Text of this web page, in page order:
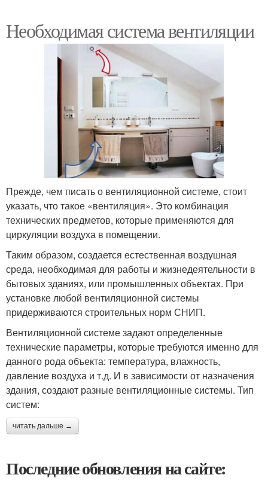
Необходимая система вентиляции
Прежде, чем писать о вентиляционной системе, стоит
указать, что такое «вентиляция». Это комбинация
технических предметов, которые применяются для
циркуляции воздуха в помещении.
Таким образом, создается естественная воздушная
среда, необходимая для работы и жизнедеятельности в
бытовых зданиях, или промышленных объектах. При
установке любой вентиляционной системы
придерживаются строительных норм СНИП.
Вентиляционной системе задают определенные
технические параметры, которые требуются именно для
данного рода объекта: температура, влажность,
давление воздуха и т.д. И в зависимости от назначения
здания, создают разные вентиляционные системы. Тип
систем:
читать дальше →
Последние обновления на сайте: